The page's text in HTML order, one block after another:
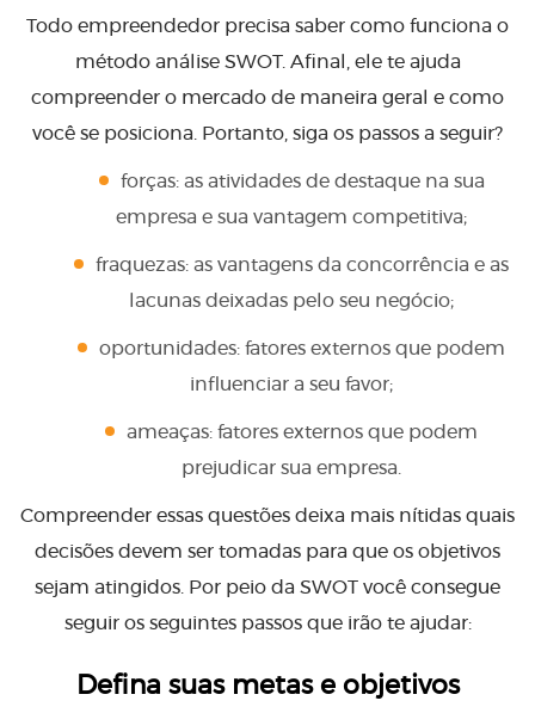
Todo empreendedor precisa saber como funciona o
método análise SWOT. Afinal, ele te ajuda
compreender o mercado de maneira geral e como
você se posiciona. Portanto, siga os passos a seguir?
forças: as atividades de destaque na sua
empresa e sua vantagem competitiva;
fraquezas: as vantagens da concorrência e as
lacunas deixadas pelo seu negócio;
oportunidades: fatores externos que podem
influenciar a seu favor;
ameaças: fatores externos que podem
prejudicar sua empresa.
Compreender essas questões deixa mais nítidas quais
decisões devem ser tomadas para que os objetivos
sejam atingidos. Por peio da SWOT você consegue
seguir os seguintes passos que irão te ajudar:
Defina suas metas e objetivos